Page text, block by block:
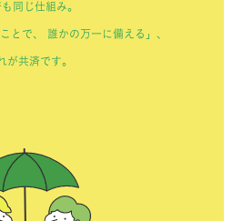
同じ仕組み。
とで、 誰かの万一に備える」、
が共済です。